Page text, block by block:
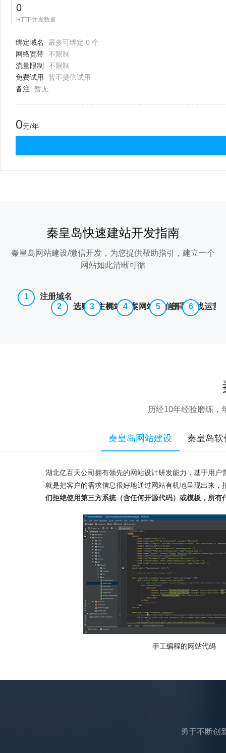
0
HTTP并发数量
绑定域名
最多可绑定 0 个
网络宽带 不限制
流量限制
不限制
免费试用
暂不提供试用
备注
暂无
0元/年
秦皇岛快速建站开发指南
秦皇岛网站建设/微信开发，为您提供帮助指引，建立一个
网站如此清晰可循
注册域名
选购云主机网站备案 网站/微信开发
部署上线运营
历经10年经验磨练，
秦皇岛网站建设 秦皇岛软
湖北亿百天公司拥有领先的网站设计研发能力，基于用
就是把客户的需求信息很好地通过网站有机地呈现出来
们拒绝使用第三方系统（含任何开源代码）或模板，所
勇于不断创